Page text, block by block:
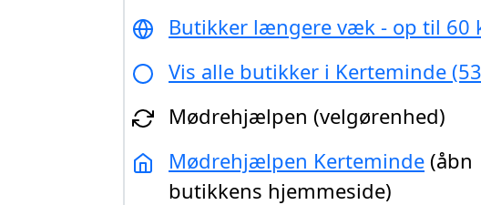
Butikker længere væk - op til 60
Vis alle butikker i Kerteminde
Mødrehjælpen (velgørenhed)
Mødrehjælpen Kerteminde (åbn
butikkens hjemmeside)